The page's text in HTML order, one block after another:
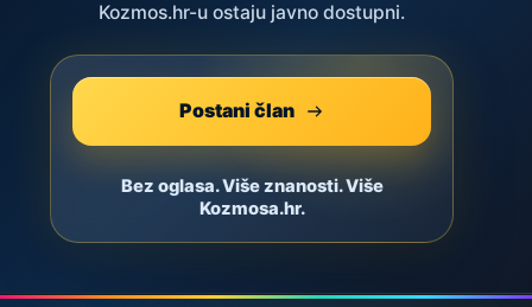
Kozmos.hr-u ostaju javno dostupni.
Postani član
Bez oglasa. Više znanosti. Više
Kozmosa.hr.